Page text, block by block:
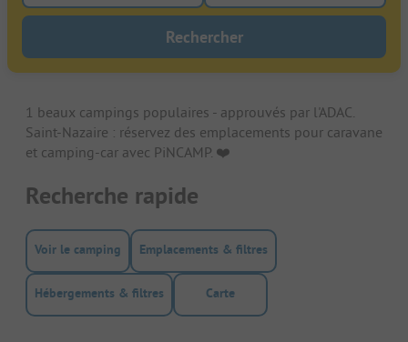
Rechercher
1 beaux campings populaires - approuvés par l'ADAC.
Saint-Nazaire : réservez des emplacements pour caravane
et camping-car avec PiNCAMP. ❤️️
Recherche rapide
Voir le camping Emplacements & filtres
Hébergements & filtres Carte